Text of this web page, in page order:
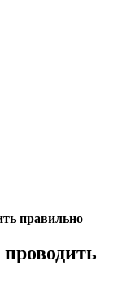
правильно